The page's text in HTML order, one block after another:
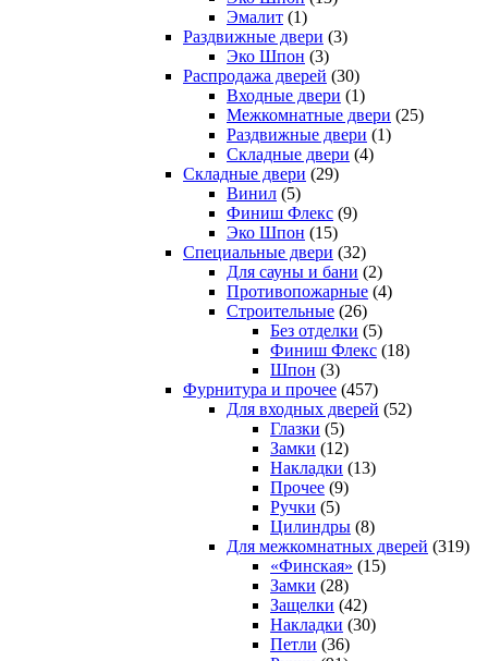
Эмалит (1)
Раздвижные двери (3)
Эко Шпон (3)
Распродажа дверей (30)
Входные двери (1)
Межкомнатные двери (25)
Раздвижные двери (1)
Складные двери (4)
Складные двери (29)
Винил (5)
Финиш Флекс (9)
Эко Шпон (15)
Специальные двери (32)
Для сауны и бани (2)
Противопожарные (4)
Строительные (26)
Без отделки (5)
Финиш Флекс (18)
Шпон (3)
Фурнитура и прочее (457)
Для входных дверей (52)
Глазки (5)
Замки (12)
Накладки (13)
Прочее (9)
Ручки (5)
Цилиндры (8)
Для межкомнатных дверей (319)
«Финская» (15)
Замки (28)
Защелки (42)
Накладки (30)
Петли (36)